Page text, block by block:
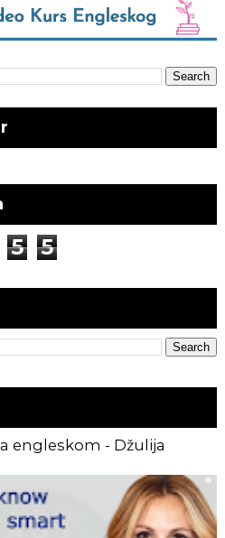
5 5
engleskom - Džulija